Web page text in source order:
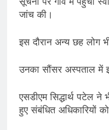
जांच की।
इस दौरान अन्य छह लोग
उनका सौंसर अस्पताल में
एसडीएम सिद्धार्थ पटेल
हुए संबंधित अधिकारियों